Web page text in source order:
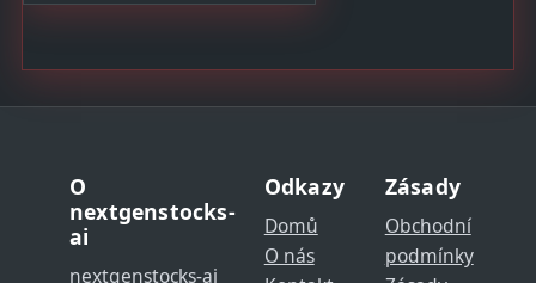
O
nextgenstocks-
ai
nextgenstocks-ai
Odkazy
Domů
O nás
Zásady
Obchodní
podmínky